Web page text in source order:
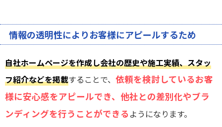
情報の透明性によりお客様にアピールするため
自社ホームページを作成し会社の歴史や施工実績、スタッ
フ紹介などを掲載することで、 依頼を検討しているお客
様に安心感をアピールでき、他社との差別化やブラ
ンディングを行うことができる ようになります。